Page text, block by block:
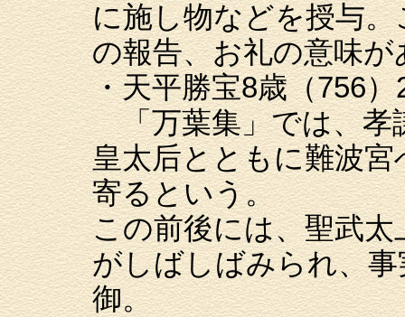
に施し物などを授与
の報告、お礼の意味
・天平勝宝8歳（756）
「万葉集」では、孝
皇太后とともに難波
寄るという。
この前後には、聖武
がしばしばみられ、
御。